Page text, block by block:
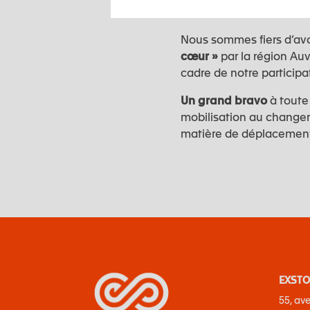
Nous sommes fiers
cœur »par la région
cadre de notre
Un grand bravoà toute
mobilisation au
matière de
55,